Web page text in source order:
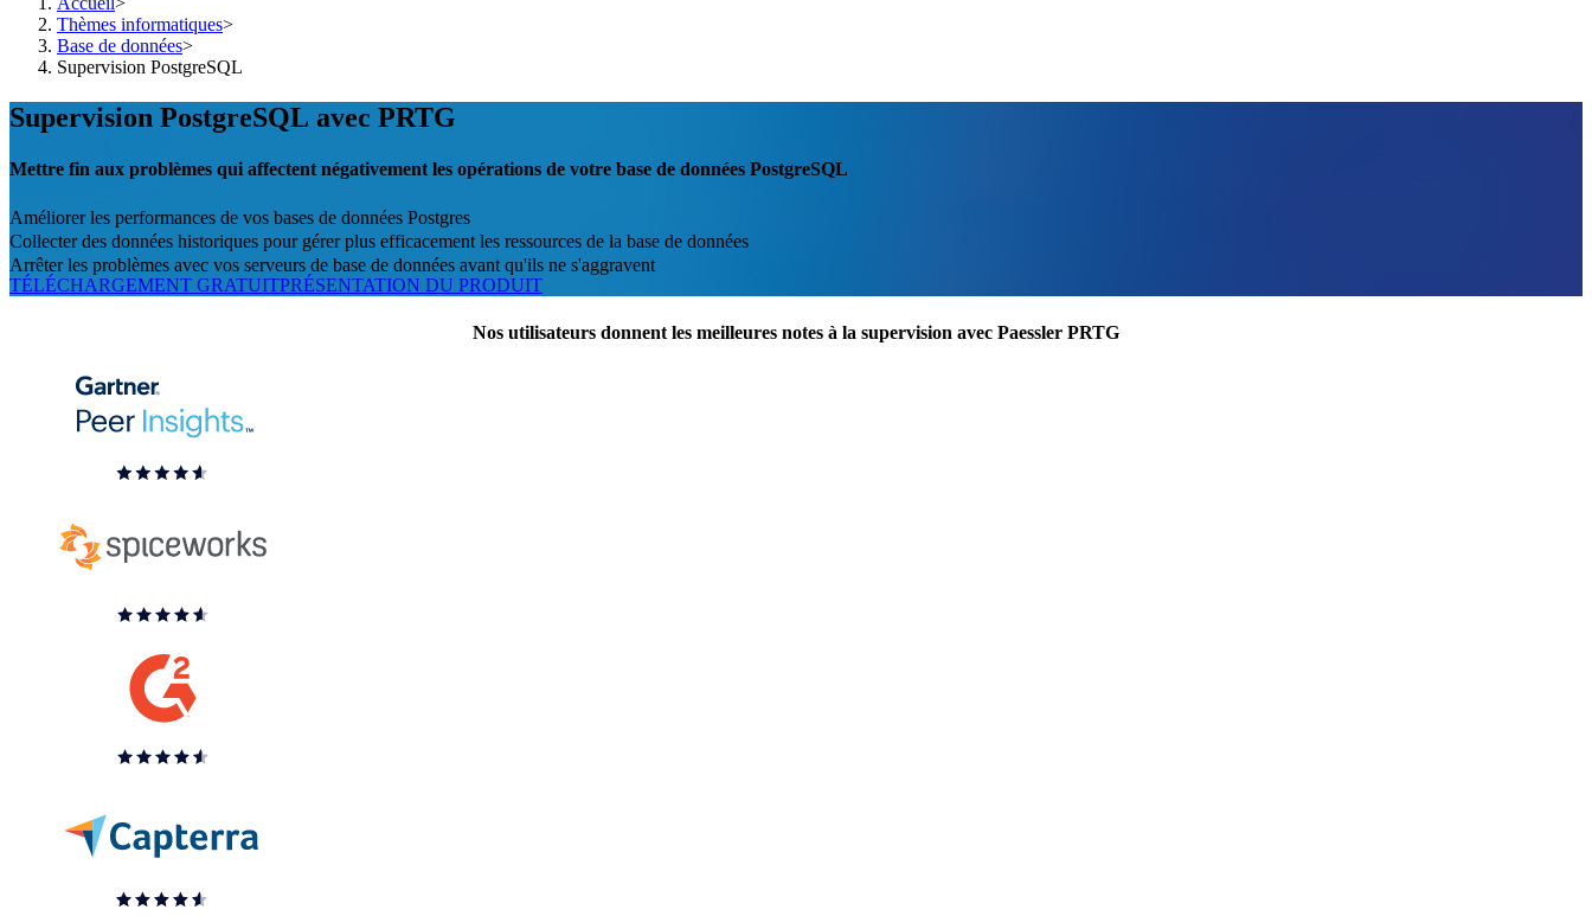
Thèmes informatiques>
Base de données>
Supervision PostgreSQL
Supervision PostgreSQL avec PRTG
Mettre fin aux problèmes qui affectent négativement les opérations de votre base de données PostgreSQL
Améliorer les performances de vos bases de données Postgres
Collecter des données historiques pour gérer plus efficacement les ressources de la base de données
Arrêter les problèmes avec vos serveurs de base de données avant qu'ils ne s'aggravent
TÉLÉCHARGEMENT GRATUITPRÉSENTATION DU PRODUIT
Nos utilisateurs donnent les meilleures notes à la supervision avec Paessler PRTG